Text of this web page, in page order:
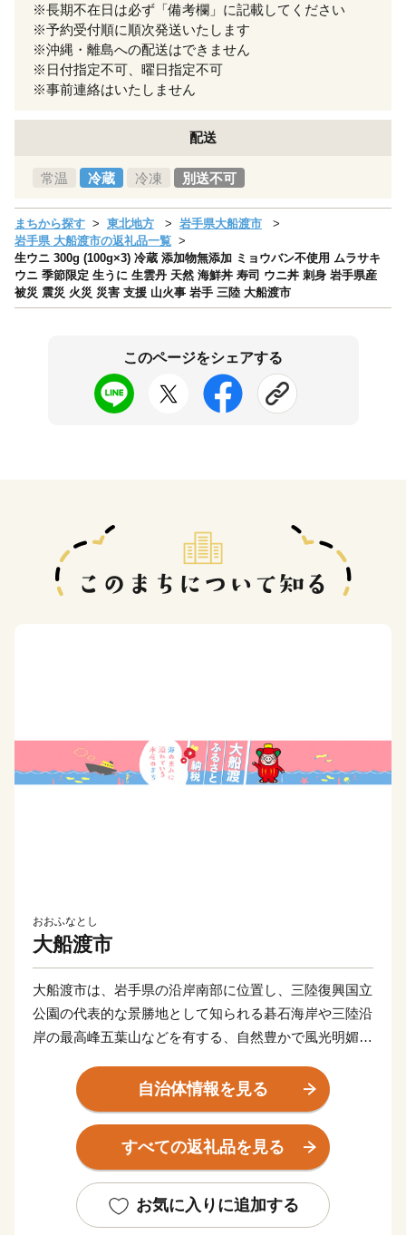
※長期不在日は必ず「備考欄」に記載してください
※予約受付順に順次発送いたします
※沖縄・離島への配送はできません
※日付指定不可、曜日指定不可
※事前連絡はいたしません
配送
常温 冷蔵 冷凍 別送不可
まちから探す 東北地方
岩手県大船渡市
岩手県 大船渡市の返礼品一覧
生ウニ 300g (100g×3) 冷蔵 添加物無添加 ミョウバン不使用 ムラサキ
ウニ 季節限定 生うに 生雲丹 天然 海鮮丼 寿司 ウニ丼 刺身 岩手県産
被災 震災 火災 災害 支援 山火事 岩手 三陸 大船渡市
このページをシェアする
おおふなとし
大船渡市
大船渡市は、岩手県の沿岸南部に位置し、三陸復興国立
公園の代表的な景勝地として知られる碁石海岸や三陸沿
岸の最高峰五葉山などを有する、自然豊かで風光明媚な
夏は涼しく、また、冬にはほとんど積雪が見られず、比
較的温暖な心地の良いまちで、交通・物流基盤の強化
や、水産業・窯業をはじめとする地場産業の振興などに
より、三陸沿岸地域の拠点都市として発展してきまし
このような中、平成23年3月11日の東日本大震災によ
り、今までに経験したことのない甚大な被害に遭いまし
自治体情報を見る
すべての返礼品を見る
お気に入りに追加する